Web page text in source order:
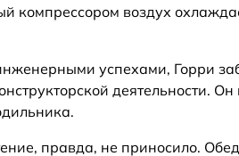
компрессором воздух
успехами, Горри
деятельности.
правда, не приносило.